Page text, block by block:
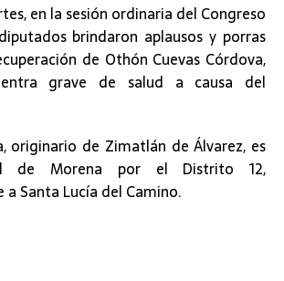
en la sesión ordinaria del Congreso
brindaron aplausos y porras
de Othón Cuevas Córdova,
grave de salud a causa del
originario de Zimatlán de Álvarez, es
de Morena por el Distrito 12,
Santa Lucía del Camino.